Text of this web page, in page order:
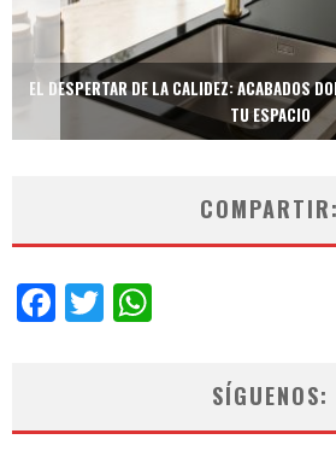
EL DESPERTAR DE LA CALIDEZ: ACABADOS
TU ESPACIO
COMPARTIR:
Facebook
Twitter
SÍGUENOS: